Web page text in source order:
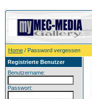
Home / Password vergessen
Registrierte Benutzer
Benutzername:
Passwort: